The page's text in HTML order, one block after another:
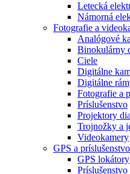
Letecká
Námorná
Fotografie a
Analógové
Binokulárny
Ciele
Digitálne
Digitálne
Fotografie a
Príslušenstvo
Projektory
Trojnožky a
Videokamery
GPS a príslušenstvo
GPS lokátory
Príslušenstvo